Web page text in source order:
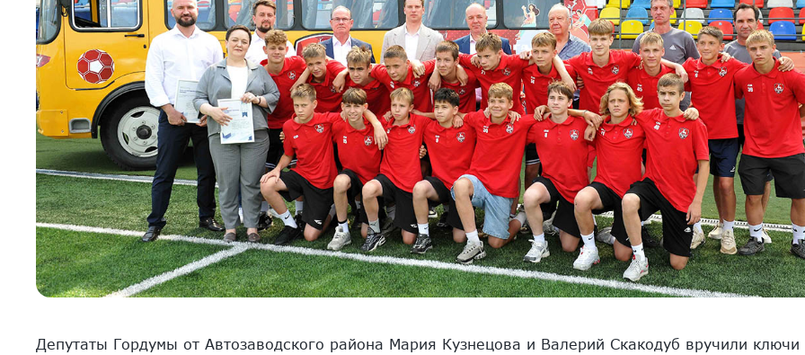
Депутаты Гордумы от Автозаводского района Мария Кузнецова и Валерий Скакодуб вручили ключи